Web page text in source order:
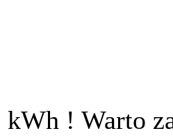
kWh ! Warto